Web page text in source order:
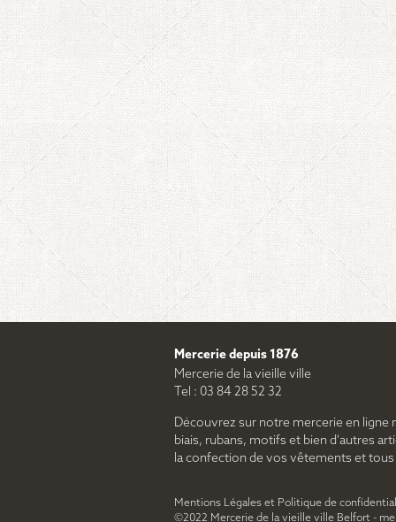
Mercerie depuis 1876
Mercerie de la vieille ville
Tel : 03 84 28 52 32
Découvrez sur notre mercerie en ligne
biais, rubans, motifs et bien d'autres
la confection de vos vêtements et tous
Mentions Légales et Politique de
©2022 Mercerie de la vieille ville Belfort -